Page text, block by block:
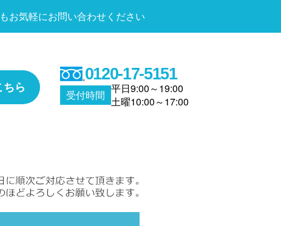
お気軽にお問い合わせください
ら
0120-17-5151
受付時間 平日9:00～19:00
土曜10:00～17:00